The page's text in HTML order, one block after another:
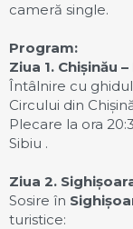
cameră single.
Program:
Ziua 1. Chișinău –
Întâlnire cu
Circului din
Plecare la ora
Sibiu .
Ziua 2.
Sosire în
turistice: